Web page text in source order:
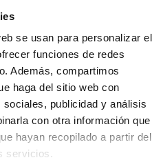
se usan para personalizar el
funciones de redes
Además, compartimos
haga del sitio web con
publicidad y análisis
con otra información que
hayan recopilado a partir del
servicios.
55.00€
Colgante oro Brillo Trebol